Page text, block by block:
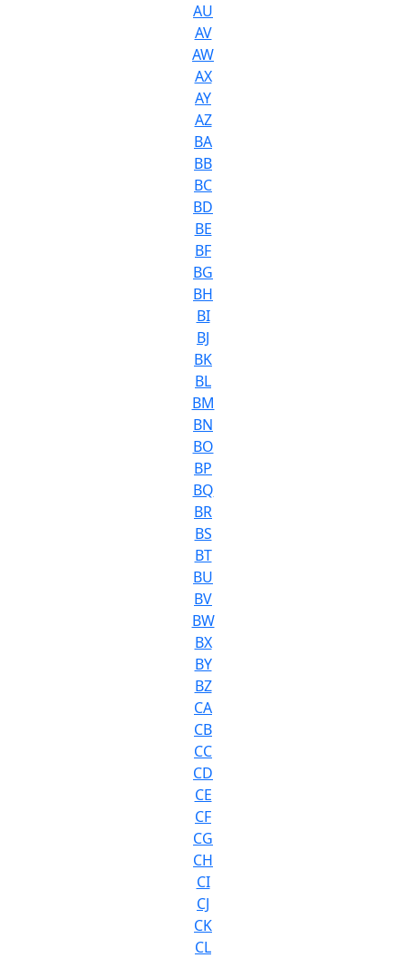
AU
AV
AW
AX
AY
AZ
BA
BB
BC
BD
BE
BF
BG
BH
BI
BJ
BK
BL
BM
BN
BO
BP
BQ
BR
BS
BT
BU
BV
BW
BX
BY
BZ
CA
CB
CC
CD
CE
CF
CG
CH
CI
CJ
CK
CL